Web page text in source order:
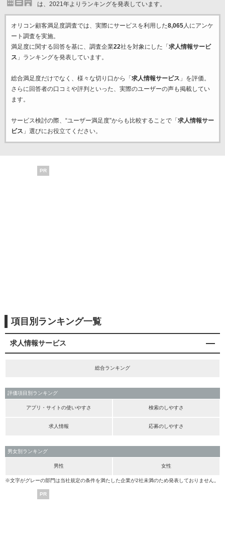
は、2021年よりランキングを発表しています。
オリコン顧客満足度調査では、実際にサービスを利用した8,065人にアンケ
ート調査を実施。
満足度に関する回答を基に、調査企業22社を対象にした「 求人情報サービ
ス 」ランキングを発表しています。
総合満足度だけでなく、様々な切り口から「 求人情報サービス 」を評価。
さらに回答者の口コミや評判といった、実際のユーザーの声も掲載してい
ます。
サービス検討の際、“ユーザー満足度”からも比較することで「 求人情報サー
ビス 」選びにお役立てください。
PR
項目別ランキング一覧
求人情報サービス
総合ランキング
評価項目別ランキング
アプリ・サイトの使いやすさ 検索のしやすさ
求人情報 応募のしやすさ
男女別ランキング
男性 女性
※文字がグレーの部門は当社規定の条件を満たした企業が2社未満のため発表しておりません。
PR